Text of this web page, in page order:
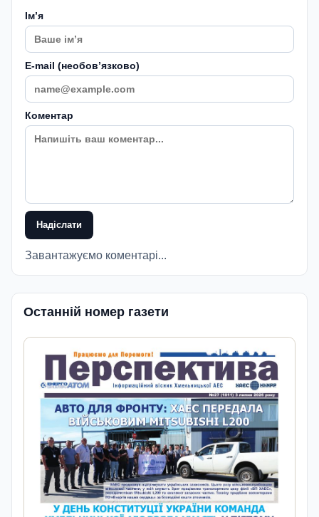
Імʼя
E-mail (необовʼязково)
Коментар
Надіслати
Завантажуємо коментарі...
Останній номер газети